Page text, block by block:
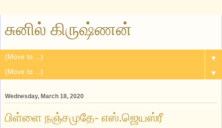
சுனில் கிருஷ்ணன்
▼
▼
Wednesday, March 18, 2020
பிள்ளை நஞ்சமுதே- எஸ்.ஜெயஸ்ரீ